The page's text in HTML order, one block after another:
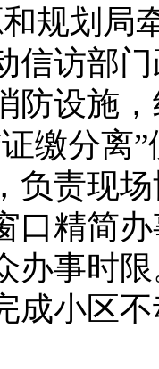
规划局
信访部
防设施
缴分离
负责现
口精简
办事时
成小区